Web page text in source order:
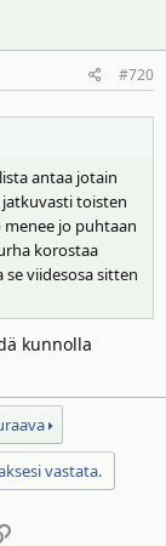
#720
antaa jotain
toisten
jo puhtaan
korostaa
viidesosa sitten
kunnolla
vastata.
Linkki